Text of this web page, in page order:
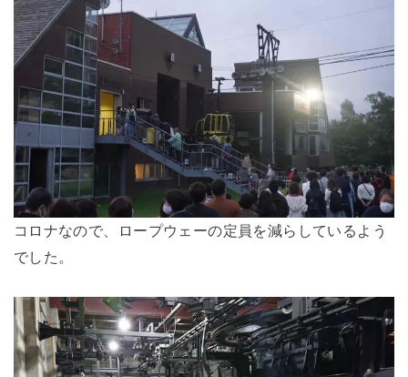
コロナなので、ロープウェーの定員を減らしているよう
でした。